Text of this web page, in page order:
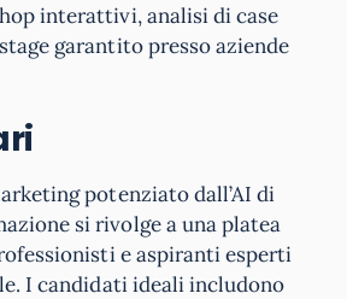
interattivi, analisi di case
garantito presso aziende
potenziato dall’AI di
si rivolge a una platea
e aspiranti esperti
I candidati ideali includono